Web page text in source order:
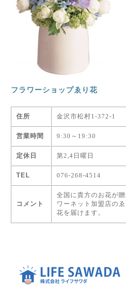
フラワーショップゑり花
住所 金沢市松村1-372-1
営業時間 9:30～19:30
定休日 第2,4日曜日
TEL 076-268-4514
コメント
全国に貴方のお花が
ワーネット加盟店の
花を届けます。